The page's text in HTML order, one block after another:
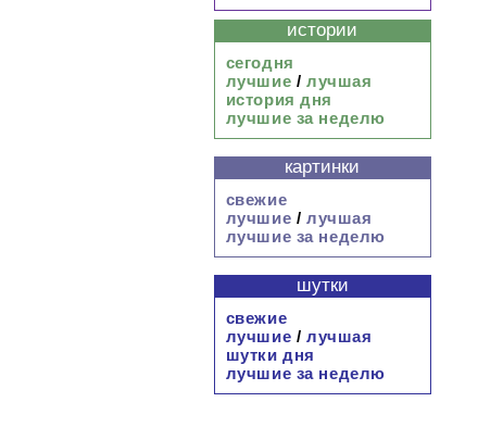
истории
сегодня
лучшие / лучшая
история дня
лучшие за неделю
картинки
свежие
лучшие / лучшая
лучшие за неделю
шутки
свежие
лучшие / лучшая
шутки дня
лучшие за неделю